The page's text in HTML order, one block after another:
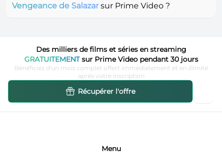
Vengeance de Salazar sur Prime Video ?
Des milliers de films et séries en streaming
GRATUITEMENTsur Prime Video pendant 30 jours
Bénéficiez d'un mois complet offert immédiatement et en illimité
après votre inscription
Récupérer l'offre
Menu